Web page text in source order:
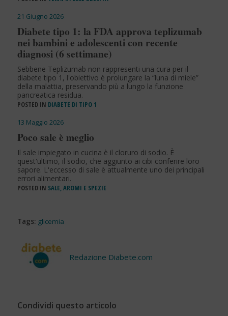
21 Giugno 2026
Diabete tipo 1: la FDA approva teplizumab
nei bambini e adolescenti con recente
diagnosi (6 settimane)
Sebbene Teplizumab non rappresenti una cura per il
diabete tipo 1, l'obiettivo è prolungare la “luna di miele”
della malattia, preservando più a lungo la funzione
pancreatica residua.
POSTED IN DIABETE DI TIPO 1
13 Maggio 2026
Poco sale è meglio
Il sale impiegato in cucina è il cloruro di sodio. È
quest'ultimo, il sodio, che aggiunto ai cibi conferire loro
sapore. L'eccesso di sale è attualmente uno dei principali
errori alimentari.
POSTED IN SALE, AROMI E SPEZIE
Tags: glicemia
Redazione Diabete.com
Condividi questo articolo